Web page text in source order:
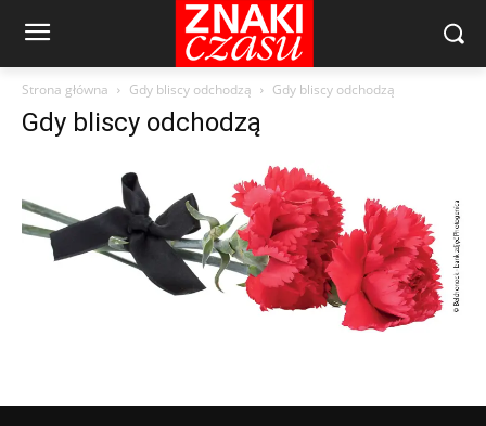
Strona główna Gdy bliscy odchodzą Gdy bliscy odchodzą
Gdy bliscy odchodzą